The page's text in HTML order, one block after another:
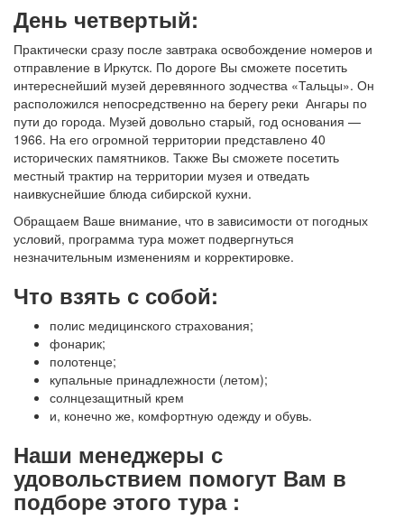
День четвертый:
Практически сразу после завтрака освобождение номеров и
отправление в Иркутск. По дороге Вы сможете посетить
интереснейший музей деревянного зодчества «Тальцы». Он
расположился непосредственно на берегу реки Ангары по
пути до города. Музей довольно старый, год основания —
1966. На его огромной территории представлено 40
исторических памятников. Также Вы сможете посетить
местный трактир на территории музея и отведать
наивкуснейшие блюда сибирской кухни.
Обращаем Ваше внимание, что в зависимости от погодных
условий, программа тура может подвергнуться
незначительным изменениям и корректировке.
Что взять с собой:
полис медицинского страхования;
фонарик;
полотенце;
купальные принадлежности (летом);
солнцезащитный крем
и, конечно же, комфортную одежду и обувь.
Наши менеджеры с
удовольствием помогут Вам в
подборе этого тура :